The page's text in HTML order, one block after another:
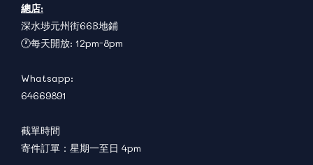
總店:
深水埗元州街66B地鋪
🕐每天開放: 12pm-8pm
Whatsapp:
64669891
截單時間
寄件訂單：星期一至日 4pm